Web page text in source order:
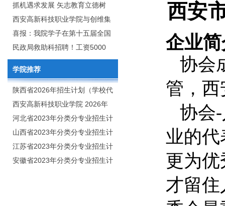
取佳绩
忠诚可靠、堪当时代重任的栋梁
之才
抓机遇求发展 矢志教育立德树
人：西安高新科技职业学院召开
2020年年终总结暨表彰网络视频
会
西安高新科技职业学院与创维集
团举行校企合作签约仪式
喜报：我院学子在第十五届全国
大学生广告艺术大赛（大广
赛）、第十一届未来设计师.高校
数字艺术设计大赛（NCDA）国
赛中喜获佳绩
民政局救助科招聘！工资5000
元/月
学院推荐
陕西省2026年招生计划（学校代
码：8103）
西安高新科技职业学院 2026年
招生章程
河北省2023年分类分专业招生计
划（院校代号：1889）
山西省2023年分类分专业招生计
划（院校代号：5560）
江苏省2023年分类分专业招生计
划（院校代号：8931）
安徽省2023年分类分专业招生计
西安
企业
协会
管，
协会
业的
更为
才留住